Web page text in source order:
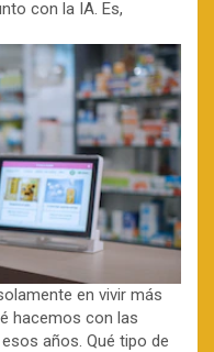
con la IA. Es,
en vivir más
hacemos con las
años. Qué tipo de